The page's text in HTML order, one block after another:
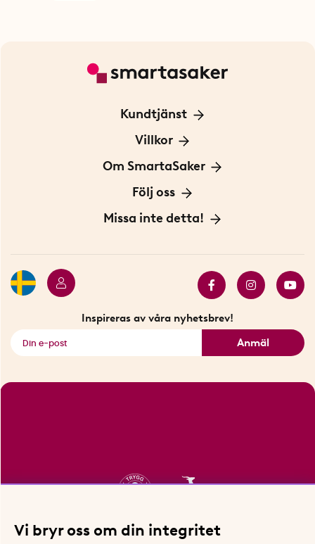
Kundtjänst
Kontakta oss
För Företag
Villkor
Frakt och leverans
Personuppgiftspolicy
Om SmartaSaker
Om oss
Vår historia
Följ oss
Blogg: Smarta tips
Missa inte detta!
Inspireras av våra nyhetsbrev!
Anmäl
Vi bryr oss om din integritet